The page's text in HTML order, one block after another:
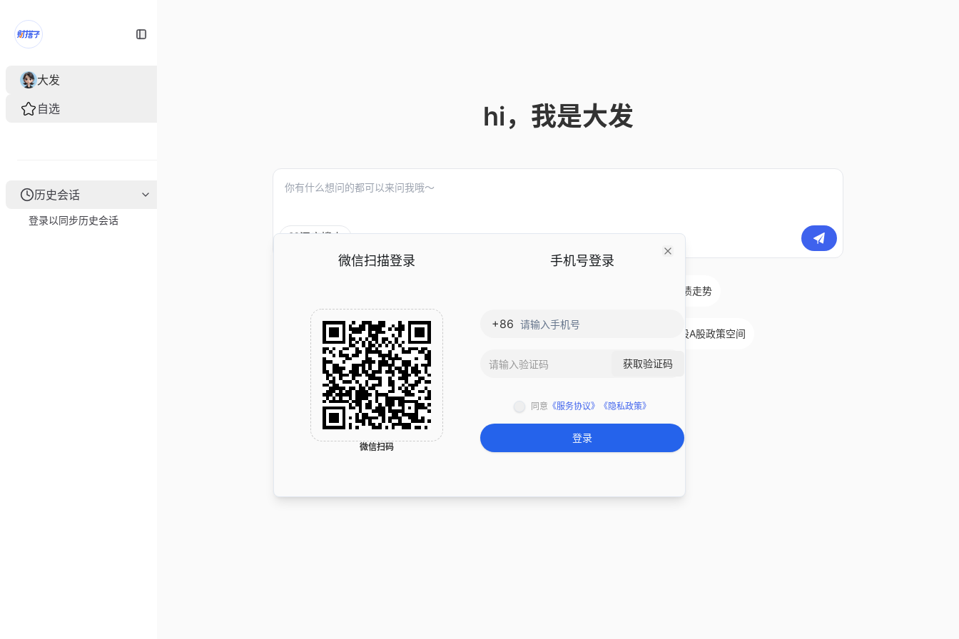
Toggle Sidebar
大发
自选
历史会话
登录以同步历史会话
hi，我是大发
深度搜索
综合分析金价、美元、美国国债走势
中国近期出台的行业政策有哪些 美联储货币政策走向以及港股A股政策空间
微信扫描登录
微信扫码
手机号登录
+86
获取验证码
同意 《服务协议》 《隐私政策》
登录